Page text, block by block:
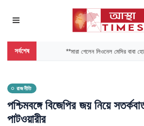
সর্বশেষ **মারা গেলেন লিওনেল মেসির বাবা হোর্হে
রাজনীতি
পশ্চিমবঙ্গে বিজেপির জয় নিয়ে
পাটওয়ারীর